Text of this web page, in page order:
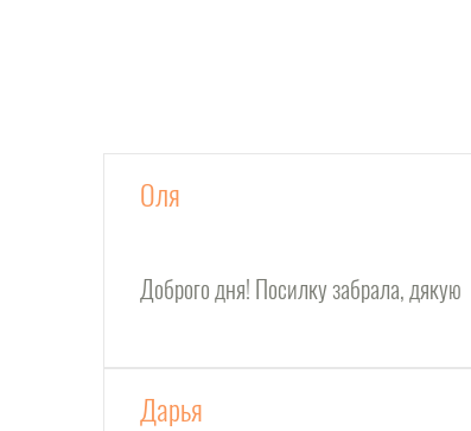
Оля
Доброго дня! Посилку забрала, дякую
Дарья